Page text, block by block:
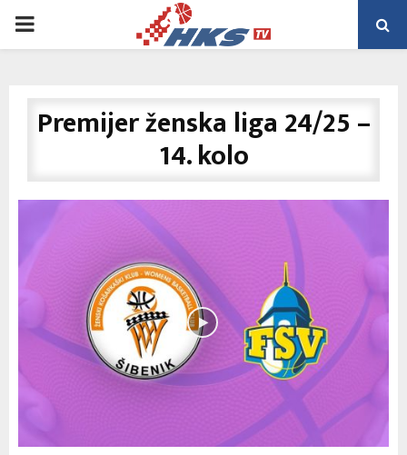
PRIMARY
Premijer ženska liga 24/25 –
14. kolo